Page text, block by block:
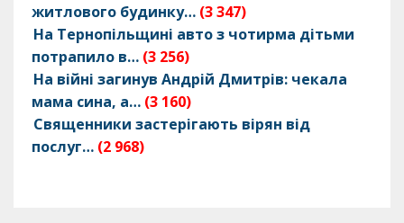
житлового будинку… (3 347)
На Тернопільщині авто з чотирма дітьми
потрапило в… (3 256)
На війні загинув Андрій Дмитрів: чекала
мама сина, а… (3 160)
Священники застерігають вірян від
послуг… (2 968)